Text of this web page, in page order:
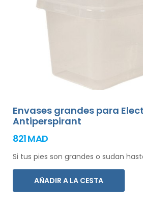
Envases grandes para
Antiperspirant
821 MAD
Si tus pies son grandes o sudan
AÑADIR A LA CESTA